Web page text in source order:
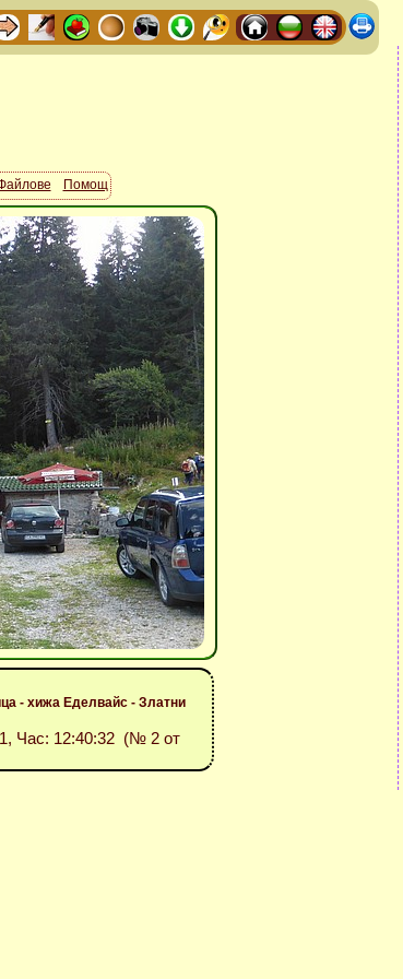
Помощ
- хижа Еделвайс - Златни
Час: 12:40:32 (№ 2 от